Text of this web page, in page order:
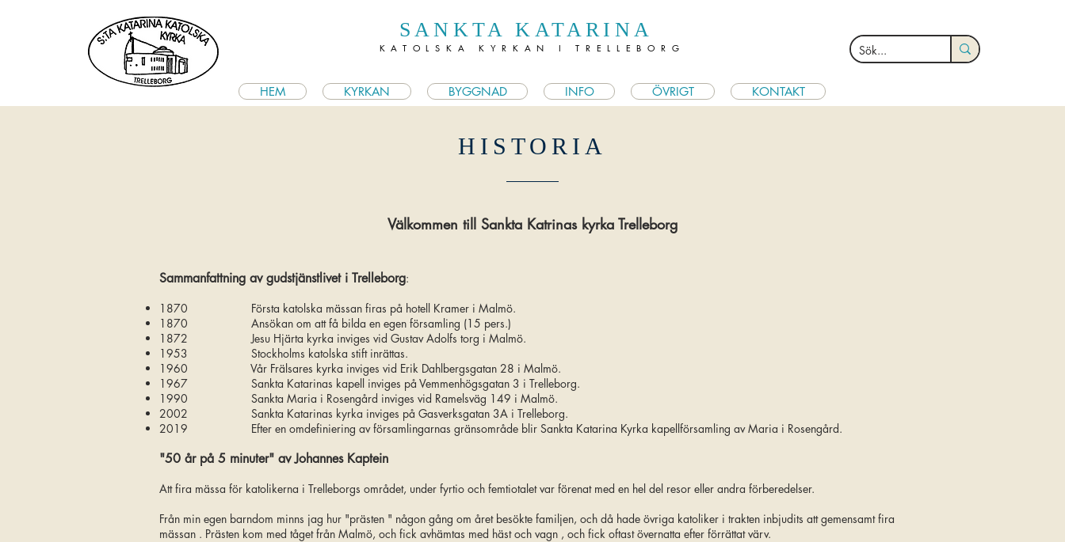
SANKTA KATARINA
KATOLSKA KYRKAN I TRELLEBORG
HEM KYRKAN BYGGNAD INFO ÖVRIGT KONTAKT
HISTORIA
Välkommen till Sankta Katrinas kyrka Trelleborg
Sammanfattning av gudstjänstlivet i Trelleborg:
1870 Första katolska mässan firas på hotell Kramer i Malmö.
1870 Ansökan om att få bilda en egen församling (15 pers.)
1872 Jesu Hjärta kyrka inviges vid Gustav Adolfs torg i Malmö.
1953 Stockholms katolska stift inrättas.
1960 Vår Frälsares kyrka inviges vid Erik Dahlbergsgatan 28 i Malmö.
1967 Sankta Katarinas kapell inviges på Vemmenhögsgatan 3 i Trelleborg.
1990 Sankta Maria i Rosengård inviges vid Ramelsväg 149 i Malmö.
2002 Sankta Katarinas kyrka inviges på Gasverksgatan 3A i Trelleborg.
2019 Efter en omdefiniering av församlingarnas gränsområde blir Sankta Katarina Kyrka kapellförsamling av Maria i Rosengård.
"50 år på 5 minuter" av Johannes Kaptein
Att fira mässa för katolikerna i Trelleborgs området, under fyrtio och femtiotalet var förenat med en hel del resor eller andra förberedelser.
Från min egen barndom minns jag hur "prästen " någon gång om året besökte familjen, och då hade övriga katoliker i trakten inbjudits att gemensamt fira
mässan . Prästen kom med tåget från Malmö, och fick avhämtas med häst och vagn , och fick oftast övernatta efter förrättat värv.